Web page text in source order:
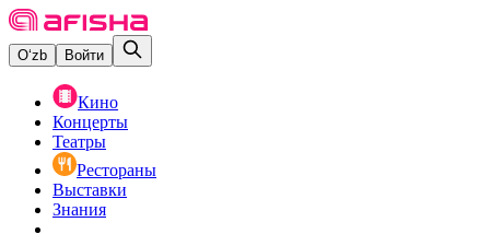
O‘zb Войти
Кино
Концерты
Театры
Рестораны
Выставки
Знания